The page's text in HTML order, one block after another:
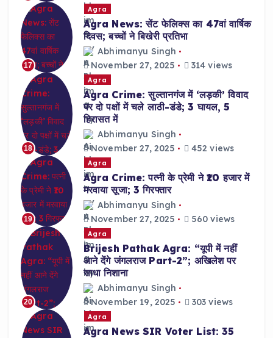
17
Agra
Agra News: सेंट फेलिक्स का 47वां वार्षिक
दिवस; बच्चों ने बिखेरी प्रतिभा
Abhimanyu Singh
November 27, 2025
314 views
18
Agra
Agra Crime: सुल्तानगंज में ‘लड़की’ विवाद
पर दो पक्षों में चले लाठी-डंडे; 3 घायल, 5
हिरासत में
Abhimanyu Singh
November 27, 2025
452 views
19
Agra
Agra Crime: पत्नी के प्रेमी ने ₹10 हजार में
मरवाया सूजा; 3 गिरफ्तार
Abhimanyu Singh
November 27, 2025
560 views
20
Agra
Brijesh Pathak Agra: “यूपी में नहीं
आने देंगे जंगलराज Part-2”; अखिलेश पर
साधा निशाना
Abhimanyu Singh
November 19, 2025
303 views
Agra
Agra News SIR Voter List: 35